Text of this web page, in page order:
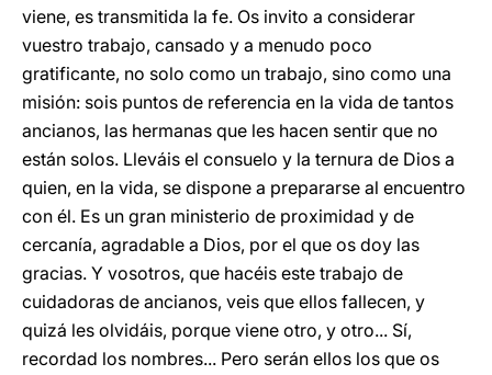
viene, es transmitida la fe. Os invito a considerar
vuestro trabajo, cansado y a menudo poco
gratificante, no solo como un trabajo, sino como una
misión: sois puntos de referencia en la vida de tantos
ancianos, las hermanas que les hacen sentir que no
están solos. Lleváis el consuelo y la ternura de Dios a
quien, en la vida, se dispone a prepararse al encuentro
con él. Es un gran ministerio de proximidad y de
cercanía, agradable a Dios, por el que os doy las
gracias. Y vosotros, que hacéis este trabajo de
cuidadoras de ancianos, veis que ellos fallecen, y
quizá les olvidáis, porque viene otro, y otro... Sí,
recordad los nombres... Pero serán ellos los que os